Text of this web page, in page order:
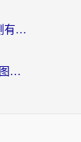
在国外能玩剑灵2吗知乎？海外党亲测有效的国服游戏加速指南
在国外用什么加速器打少女前线：云图计划不卡？一个老玩家的掏心分享